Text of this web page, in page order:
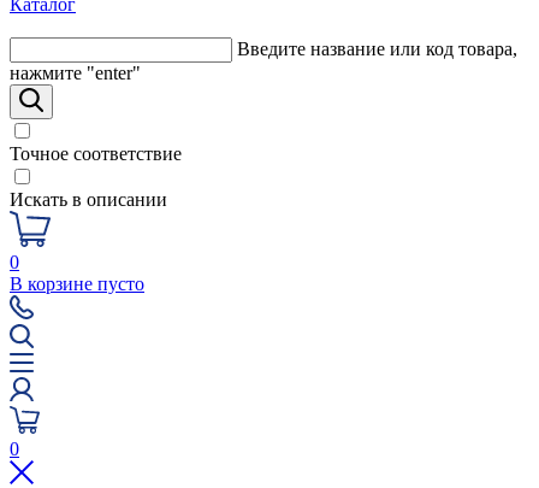
Каталог
Введите название или код товара,
нажмите "enter"
Точное соответствие
Искать в описании
0
В корзине пусто
0